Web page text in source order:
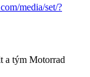
media/set/?
tým Motorrad